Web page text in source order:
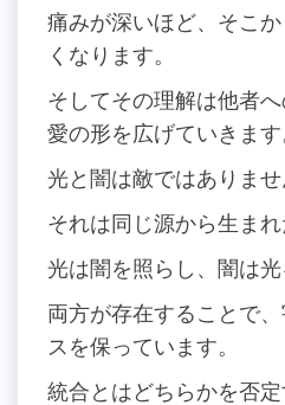
痛みが深いほど、そこ
くなります。
そしてその理解は他者へ
愛の形を広げていきます
光と闇は敵ではありませ
それは同じ源から生まれ
光は闇を照らし、闇は光
両方が存在することで
スを保っています。
統合とはどちらかを否定